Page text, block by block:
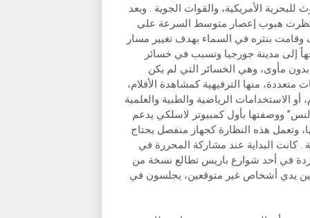
الأمريكية، والقوات الجوية . وبعد
هبوب إعصار متوسط السرعة على
بنثره في السماء بهدف تغيير مسار
إلى مدينة جورجيا وتسبب في خسائر
مأوى، وهي الخسائر التي لم يكن
منها الترفيهية كمشاهدة الأفلام،
الاستخدامات الرياضية والطبية والعلمية
ووصفتها بأول كمبيوتر لاسلكي يدعم
وتعمل هذه النظارة كجهاز منفصل يحتاج
. كانت البداية عند مشاركة المحررة في
في أحد شوارع باريس تطالع نسخة من
بين يدي أشخاص غير متوقعين، يجلسون في